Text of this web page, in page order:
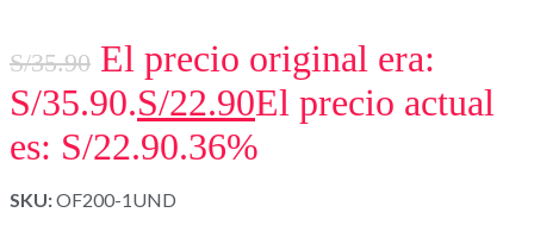
S/35.90 El precio original era:
S/35.90.S/22.90El precio actual
es: S/22.90.36%
SKU:OF200-1UND